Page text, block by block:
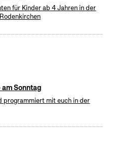
für Kinder ab 4 Jahren in der
am Sonntag
programmiert mit euch in der